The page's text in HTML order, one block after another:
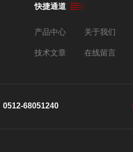
快捷通道
产品中心 关于我们
技术文章 在线留言
0512-68051240